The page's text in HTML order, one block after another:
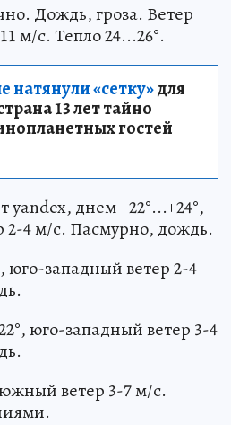
Дождь, гроза. Ветер
м/с. Тепло 24...26°.
«сетку»для
13 лет тайно
гостей
yandex, днем +22°...+24°,
2-4 м/с. Пасмурно, дождь.
юго-западный ветер 2-4
юго-западный ветер 3-4
ветер 3-7 м/с.